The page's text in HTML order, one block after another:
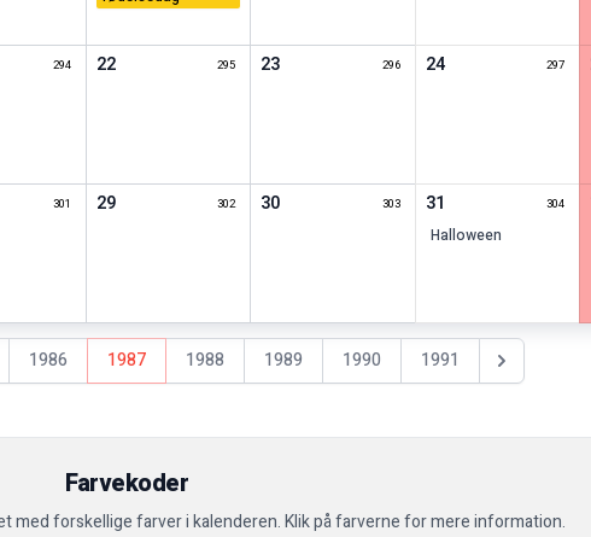
294 22 295 23 296 24 297
301 29 302 30 303 31 304
halloween
1986 1987 1988 1989 1990 1991 Nästa år
Farvekoder
med forskellige farver i kalenderen. Klik på farverne for mere information.